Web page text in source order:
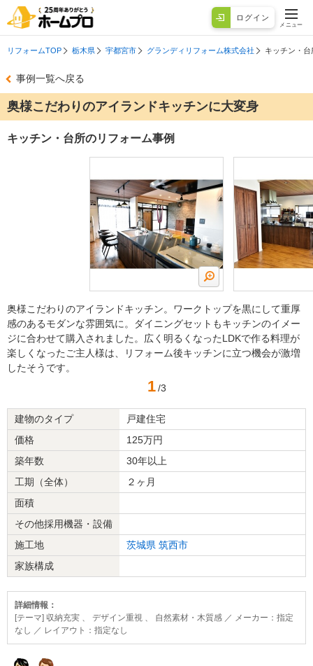
ログイン
メニュー
リフォームTOP 栃木県 宇都宮市 グランディリフォーム株式会社 キッチン・
事例一覧へ戻る
奥様こだわりのアイランドキッチンに大変身
キッチン・台所のリフォーム事例
奥様こだわりのアイランドキッチン。ワークトップを黒にして重厚
感のあるモダンな雰囲気に。ダイニングセットもキッチンのイメー
ジに合わせて購入されました。広く明るくなったLDKで作る料理が
楽しくなったご主人様は、リフォーム後キッチンに立つ機会が激増
したそうです。
1 /3
建物のタイプ
戸建住宅
価格
125万円
築年数
30年以上
工期（全体）
２ヶ月
面積
その他採用機器・設備
施工地
茨城県 筑西市
家族構成
詳細情報：
[テーマ] 収納充実 、 デザイン重視 、 自然素材・木質感 ／ メーカー：指定
なし ／ レイアウト：指定なし